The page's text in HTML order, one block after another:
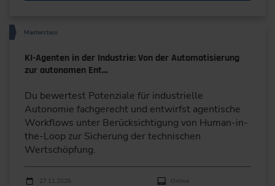
Masterclass
KI-Agenten in der Industrie: Von der Automatisierung
zur autonomen Ent…
Du bewertest Potenziale für industrielle
Autonomie fachgerecht und entwirfst agentische
Workflows unter Berücksichtigung von Human-in-
the-Loop zur Sicherung der technischen
Wertschöpfung.
Durchführungen
Veranstaltungsdatum
27.11.2026
Online